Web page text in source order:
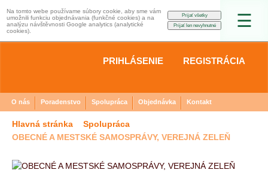
Na tomto webe používame súbory cookie, aby sme vám
umožnili funkciu objednávania (funkčné cookies) a na
analýzu návštěvnosti Google analytics (analytické
cookies).
☰
O nás Poradenstvo Spolupráca Objednávka Kontakt
PRIHLÁSENIE REGISTRÁCIA
Hlavná stránka
Spolupráca
OBECNÉ A MESTSKÉ SAMOSPRÁVY, VEREJNÁ ZELEŇ